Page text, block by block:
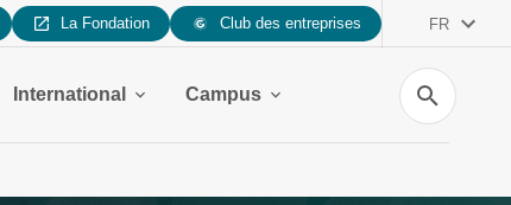
La Fondation Club des entreprises FR
International Campus
Recherche